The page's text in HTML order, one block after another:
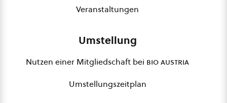
Veranstaltungen
Umstellung
Nutzen einer Mitgliedschaft bei bio austria
Umstellungszeitplan